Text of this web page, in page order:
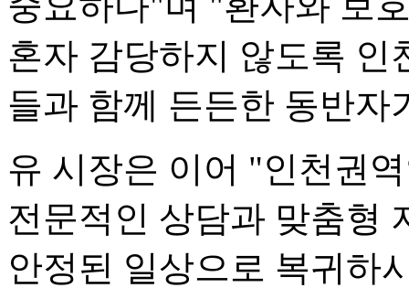
혼자 감당하지 않도록 인
들과 함께 든든한 동반자
유 시장은 이어 "인천권
전문적인 상담과 맞춤형
안정된 일상으로 복귀하